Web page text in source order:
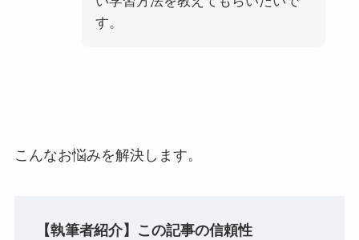
す。
こんなお悩みを解決します。
【執筆者紹介】この記事の信頼性